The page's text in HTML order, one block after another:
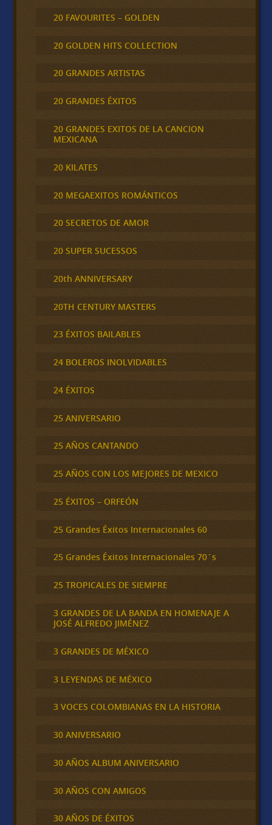
20 FAVOURITES – GOLDEN
20 GOLDEN HITS COLLECTION
20 GRANDES ARTISTAS
20 GRANDES ÉXITOS
20 GRANDES EXITOS DE LA CANCION
MEXICANA
20 KILATES
20 MEGAEXITOS ROMÁNTICOS
20 SECRETOS DE AMOR
20 SUPER SUCESSOS
20th ANNIVERSARY
20TH CENTURY MASTERS
23 ÉXITOS BAILABLES
24 BOLEROS INOLVIDABLES
24 ÉXITOS
25 ANIVERSARIO
25 AÑOS CANTANDO
25 AÑOS CON LOS MEJORES DE MEXICO
25 ÉXITOS – ORFEÓN
25 Grandes Éxitos Internacionales 60
25 Grandes Éxitos Internacionales 70´s
25 TROPICALES DE SIEMPRE
3 GRANDES DE LA BANDA EN HOMENAJE A
JOSÉ ALFREDO JIMÉNEZ
3 GRANDES DE MÉXICO
3 LEYENDAS DE MÉXICO
3 VOCES COLOMBIANAS EN LA HISTORIA
30 ANIVERSARIO
30 AÑOS ALBUM ANIVERSARIO
30 AÑOS CON AMIGOS
30 AÑOS DE ÉXITOS